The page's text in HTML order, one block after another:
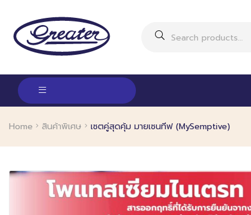
Home สินค้าพิเศษ เซตคู่สุดคุ้ม มายเซนทีฟ (MySemptive)